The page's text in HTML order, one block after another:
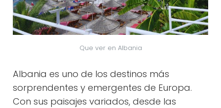
Que ver en Albania
Albania es uno de los destinos más
sorprendentes y emergentes de Europa.
Con sus paisajes variados, desde las